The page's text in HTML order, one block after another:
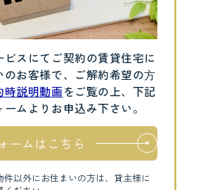
ビスにてご契約の賃貸住宅に
のお客様で、ご解約希望の⽅
時説明動画をご覧の上、下記
ムよりお申込み下さい。
ームはこちら
件以外にお住まいの方は、貸主様に